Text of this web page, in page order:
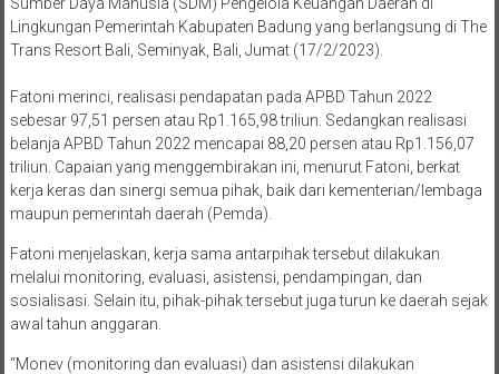
Lingkungan Pemerintah Kabupaten Badung yang berlangsung di The
Trans Resort Bali, Seminyak, Bali, Jumat (17/2/2023).
Fatoni merinci, realisasi pendapatan pada APBD Tahun 2022
sebesar 97,51 persen atau Rp1.165,98 triliun. Sedangkan realisasi
belanja APBD Tahun 2022 mencapai 88,20 persen atau Rp1.156,07
triliun. Capaian yang menggembirakan ini, menurut Fatoni, berkat
kerja keras dan sinergi semua pihak, baik dari kementerian/lembaga
maupun pemerintah daerah (Pemda).
Fatoni menjelaskan, kerja sama antarpihak tersebut dilakukan
melalui monitoring, evaluasi, asistensi, pendampingan, dan
sosialisasi. Selain itu, pihak-pihak tersebut juga turun ke daerah sejak
awal tahun anggaran.
“Monev (monitoring dan evaluasi) dan asistensi dilakukan